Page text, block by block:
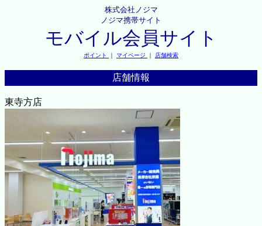
株式会社ノジマ
ノジマ携帯サイト
モバイル会員サイト
ポイント ｜ マイページ ｜ 店舗検索
店舗情報
東寺方店